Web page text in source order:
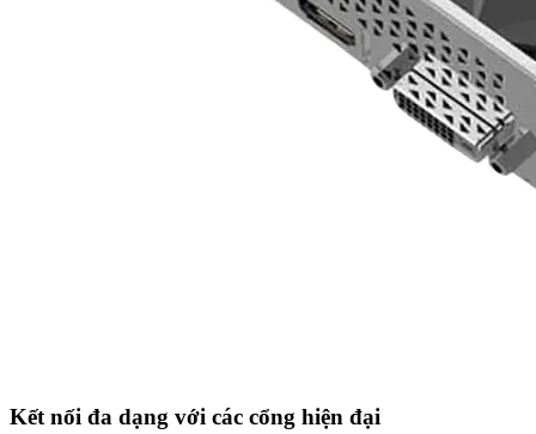
Kết nối đa dạng với các cổng hiện đại